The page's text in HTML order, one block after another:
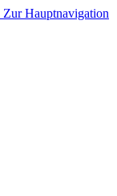
Zur Hauptnavigation